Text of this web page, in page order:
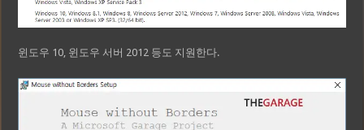
윈도우 10, 윈도우 서버 2012 등도 지원한다.